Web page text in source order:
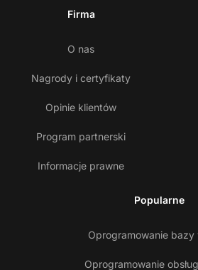
Firma
O nas
Nagrody i certyfikaty
Opinie klientów
Program partnerski
Informacje prawne
Popularne
Oprogramowanie bazy
Oprogramowanie